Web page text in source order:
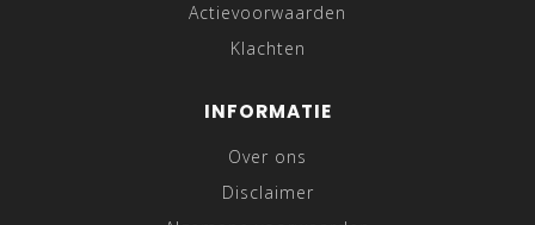
Actievoorwaarden
Klachten
INFORMATIE
Over ons
Disclaimer